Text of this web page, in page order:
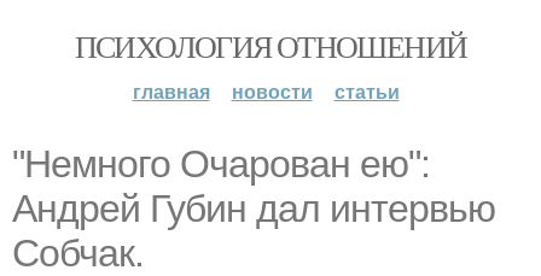
ПСИХОЛОГИЯ ОТНОШЕНИЙ
главная новости статьи
"Немного Очарован ею":
Андрей Губин дал интервью
Собчак.